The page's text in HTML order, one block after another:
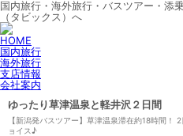
国内旅行・海外旅行・バスツアー・添
（タビックス）へ
HOME
国内旅行
海外旅行
支店情報
会社案内
ゆったり草津温泉と軽井沢２日間
【新潟発バスツアー】草津温泉滞在約18時間！
ョイス♪